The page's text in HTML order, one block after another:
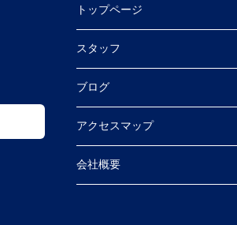
トップページ
スタッフ
ブログ
アクセスマップ
会社概要